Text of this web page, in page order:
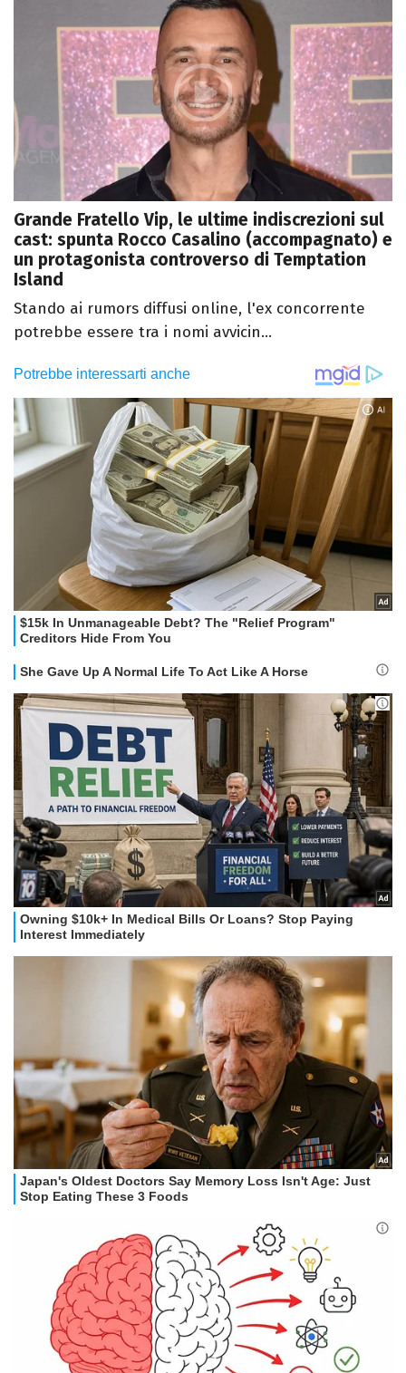
Grande Fratello Vip, le ultime indiscrezioni sul
cast: spunta Rocco Casalino (accompagnato) e
un protagonista controverso di Temptation
Island
Stando ai rumors diffusi online, l'ex concorrente
potrebbe essere tra i nomi avvicin...